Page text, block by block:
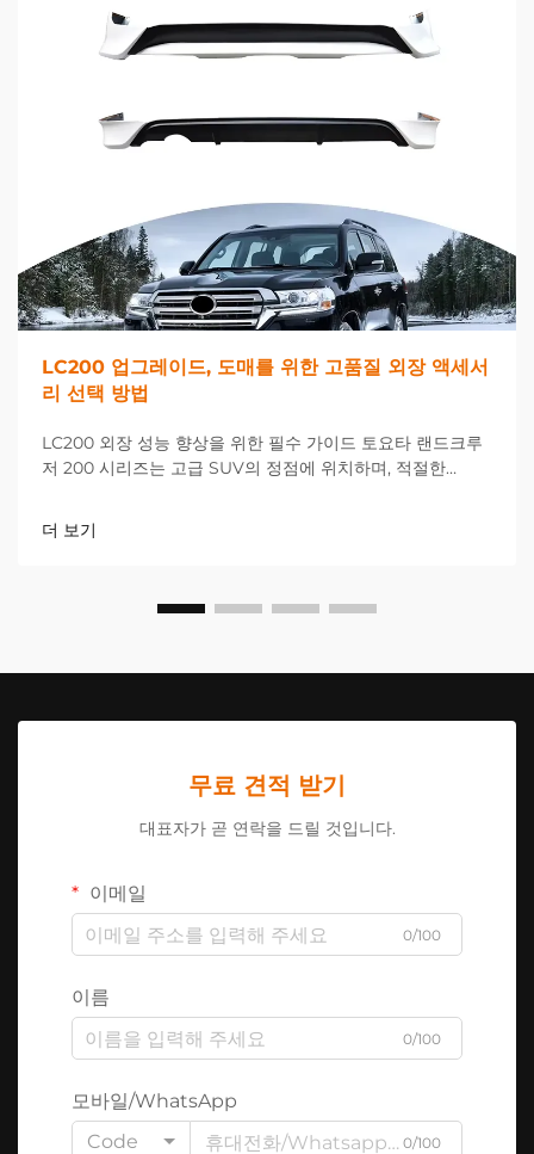
LC200 업그레이드, 도매를 위한 고품질 외장 액세서
리 선택 방법
LC200 외장 성능 향상을 위한 필수 가이드 토요타 랜드크루
저 200 시리즈는 고급 SUV의 정점에 위치하며, 적절한
으로 향상시킬 수 있습니다. 거래 시...
더 보기
무료 견적 받기
대표자가 곧 연락을 드릴 것입니다.
이메일
0/100
이름
0/100
모바일/WhatsApp
Code
0/100